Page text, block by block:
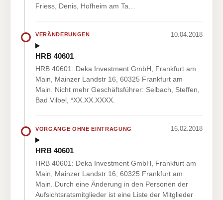
Friess, Denis, Hofheim am Ta…
VERÄNDERUNGEN 10.04.2018
HRB 40601
HRB 40601: Deka Investment GmbH, Frankfurt am
Main, Mainzer Landstr 16, 60325 Frankfurt am
Main. Nicht mehr Geschäftsführer: Selbach, Steffen,
Bad Vilbel, *XX.XX.XXXX.
VORGÄNGE OHNE EINTRAGUNG 16.02.2018
HRB 40601
HRB 40601: Deka Investment GmbH, Frankfurt am
Main, Mainzer Landstr 16, 60325 Frankfurt am
Main. Durch eine Änderung in den Personen der
Aufsichtsratsmitglieder ist eine Liste der Mitglieder